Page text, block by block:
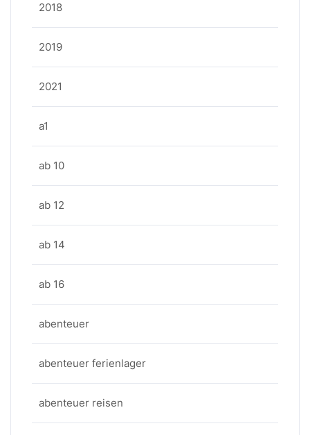
2018
2019
2021
a1
ab 10
ab 12
ab 14
ab 16
abenteuer
abenteuer ferienlager
abenteuer reisen